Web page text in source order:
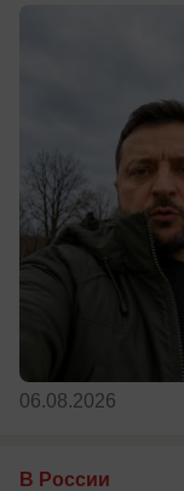
06.08.2026
В России